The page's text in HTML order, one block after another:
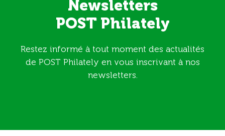
Newsletters
POST Philately
Restez informé à tout moment des actualités
de POST Philately en vous inscrivant à nos
newsletters.